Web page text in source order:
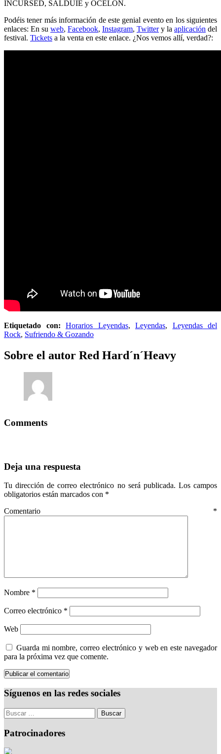
INCURSED, SALDUIE y OCELON.
Podéis tener más información de este genial evento en los siguientes
enlaces: En su web, Facebook, Instagram, Twittery la aplicación del
festival. Tickets a la venta en este enlace. ¿Nos vemos allí, verdad?:
Etiquetado con: Horarios Leyendas, Leyendas, Leyendas del
Rock, Sufriendo & Gozando
Sobre el autor Red Hard´n´Heavy
Comments
Deja una respuesta
Tu dirección de correo electrónico no será publicada. Los campos
obligatorios están marcados con *
Comentario *
Nombre *
Correo electrónico *
Web
Guarda mi nombre, correo electrónico y web en este navegador
para la próxima vez que comente.
Síguenos en las redes sociales
Patrocinadores